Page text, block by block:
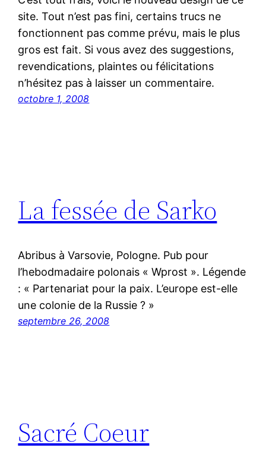
site. Tout n’est pas fini, certains trucs ne
fonctionnent pas comme prévu, mais le plus
gros est fait. Si vous avez des suggestions,
revendications, plaintes ou félicitations
n’hésitez pas à laisser un commentaire.
octobre 1, 2008
La fessée de Sarko
Abribus à Varsovie, Pologne. Pub pour
l’hebodmadaire polonais « Wprost ». Légende
: « Partenariat pour la paix. L’europe est-elle
une colonie de la Russie ? »
septembre 26, 2008
Sacré Coeur